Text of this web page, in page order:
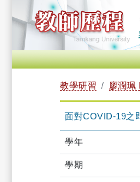
教學研習 廖潤珮
面對COVID-19之
學年
學期